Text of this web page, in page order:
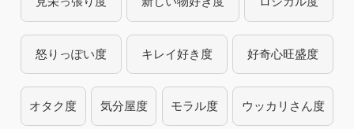
怒りっぽい度 キレイ好き度 好奇心旺盛度
オタク度 気分屋度 モラル度 ウッカリさん度